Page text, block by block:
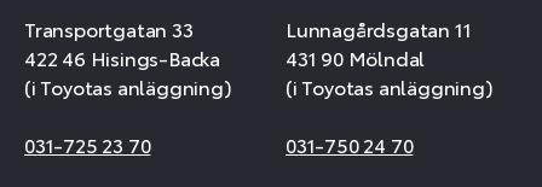
Transportgatan 33
422 46 Hisings-Backa
(i Toyotas anläggning)
031-725 23 70
Lunnagårdsgatan 11
431 90 Mölndal
(i Toyotas anläggning)
031-750 24 70